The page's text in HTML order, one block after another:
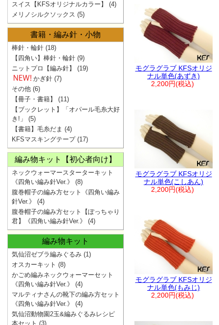
モグラグラブ KFSオリジ
ナル単色(あずき)
2,200円(税込)
モグラグラブ KFSオリジ
ナル単色(こしあん)
2,200円(税込)
モグラグラブ KFSオリジ
ナル単色(もみじ)
2,200円(税込)
スイス【KFSオリジナルカラー】
(4)
メリノシルクソックス (5)
書籍・編み針・小物
棒針・輪針 (18)
【四角い】棒針・輪針 (9)
ニットプロ【編み針】
(19)
かぎ針 (7)
その他 (6)
【冊子・書籍】
(11)
【ブックレット】「オパール毛糸大好
き!」
(5)
【書籍】毛糸だま (4)
KFSマスキングテープ(17)
編み物キット【初心者向け】
ネックウォーマースターターキット
《四角い編み針Ver.》
(8)
腹巻帽子の編み方セット《四角い編み
針Ver.》
(4)
腹巻帽子の編み方セット【ぽっちゃり
君】《四角い編み針Ver.》
(4)
編み物キット
気仙沼ゼブラ編みぐるみ (1)
オスカーキット (8)
かごめ編みネックウォーマーセット
《四角い編み針Ver.》
(4)
マルティナさんの靴下の編み方セット
《四角い編み針Ver.》
(4)
気仙沼動物園2玉&編みぐるみレシピ
本セット (3)